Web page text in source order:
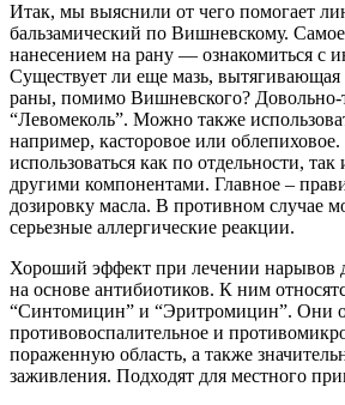
Итак, мы выяснили от чего помогает
бальзамический по Вишневскому. Самое
нанесением на рану — ознакомиться с
Существует ли еще мазь, вытягивающая
раны, помимо Вишневского? Довольно-
“Левомеколь”. Можно также
например, касторовое или
использоваться как по отдельности, так
другими компонентами. Главное –
дозировку масла. В противном случае
серьезные аллергические реакции.
Хороший эффект при лечении нарывов
на основе антибиотиков. К ним
“Синтомицин” и “Эритромицин”. Они
противовоспалительное и
пораженную область, а также
заживления. Подходят для местного